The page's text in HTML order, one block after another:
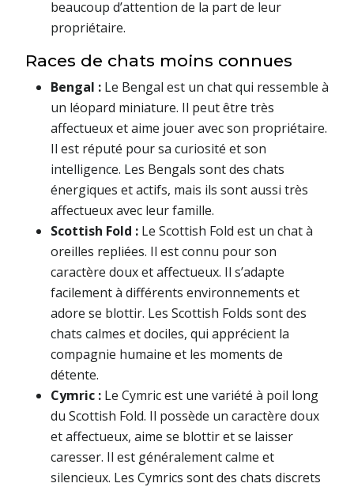
beaucoup d’attention de la part de leur
propriétaire.
Races de chats moins connues
Bengal : Le Bengal est un chat qui ressemble à
un léopard miniature. Il peut être très
affectueux et aime jouer avec son propriétaire.
Il est réputé pour sa curiosité et son
intelligence. Les Bengals sont des chats
énergiques et actifs, mais ils sont aussi très
affectueux avec leur famille.
Scottish Fold : Le Scottish Fold est un chat à
oreilles repliées. Il est connu pour son
caractère doux et affectueux. Il s’adapte
facilement à différents environnements et
adore se blottir. Les Scottish Folds sont des
chats calmes et dociles, qui apprécient la
compagnie humaine et les moments de
détente.
Cymric : Le Cymric est une variété à poil long
du Scottish Fold. Il possède un caractère doux
et affectueux, aime se blottir et se laisser
caresser. Il est généralement calme et
silencieux. Les Cymrics sont des chats discrets